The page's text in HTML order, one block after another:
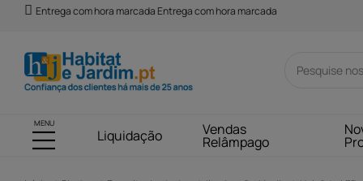
Entrega com hora marcada Entrega com hora marcada
MENU
Liquidação Vendas
Relâmpago